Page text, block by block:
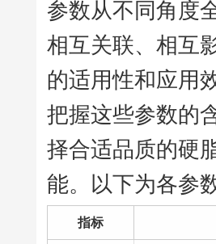
参数从不同角度
相互关联、相互
的适用性和应用
把握这些参数的
择合适品质的硬
能。以下为各参
指标